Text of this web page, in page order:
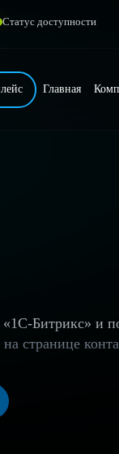
Статус доступности
Главная
Битрикс» и
странице